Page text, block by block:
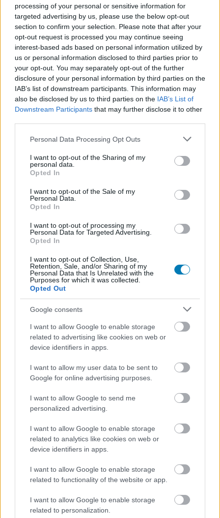
processing of your personal or sensitive information for
targeted advertising by us, please use the below opt-out
section to confirm your selection. Please note that after your
opt-out request is processed you may continue seeing
interest-based ads based on personal information utilized by
us or personal information disclosed to third parties prior to
your opt-out. You may separately opt-out of the further
disclosure of your personal information by third parties on the
IAB’s list of downstream participants. This information may
also be disclosed by us to third parties on the IAB’s List of
Downstream Participants that may further disclose it to other
Please note that this website/app uses one or more Google
not limited to your visit or usage behaviour. You may click to
grant or deny consent to Google and its third-party tags to
use your data for below specified purposes in below Google
consent section.
Personal Data Processing Opt Outs
I want to opt-out of the Sharing of my
personal data.
Opted In
I want to opt-out of the Sale of my
Personal Data.
Opted In
I want to opt-out of processing my
Personal Data for Targeted Advertising.
Opted In
I want to opt-out of Collection, Use,
Retention, Sale, and/or Sharing of my
Personal Data that Is Unrelated with the
Purposes for which it was collected.
Opted Out
Google consents
I want to allow Google to enable storage
related to advertising like cookies on web or
device identifiers in apps.
I want to allow my user data to be sent to
Google for online advertising purposes.
I want to allow Google to send me
personalized advertising.
I want to allow Google to enable storage
related to analytics like cookies on web or
device identifiers in apps.
I want to allow Google to enable storage
related to functionality of the website or app.
I want to allow Google to enable storage
related to personalization.
Kathy Rain: Director's Cut(Fordítók: hamarfa, Hayako)
File Destined(Fordító: RicoKwothe)
SpongeBob SquarePants: Battle for Bikini Bottom -
Rehydrated(Fordító: istvanszabo890629)
The Room(Fordító: istvanszabo890629)
The Room Two(Fordító: istvanszabo890629)
The Room Three (Fordító: istvanszabo890629)
The Room: Old Sins(Fordító: istvanszabo890629)
Grounded: Super Duper update
Age of Empires II: Definitive Edition frissítés